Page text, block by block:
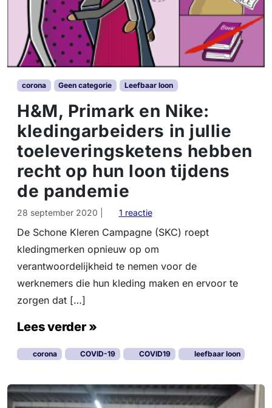
corona Geen categorie Leefbaar loon
H&M, Primark en Nike:
kledingarbeiders in jullie
toeleveringsketens hebben
recht op hun loon tijdens
de pandemie
28 september 2020 1 reactieo
H
&
M
P
r
n
N
De Schone Kleren Campagne (SKC) roept
kledingmerken opnieuw op om
verantwoordelijkheid te nemen voor de
werknemers die hun kleding maken en ervoor te
zorgen dat […]
Lees verder »
corona COVID-19 COVID19 leefbaar loon